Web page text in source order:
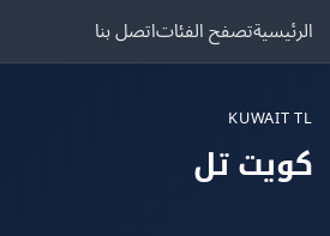
تصفح الفئاتاتصل بنا
تل